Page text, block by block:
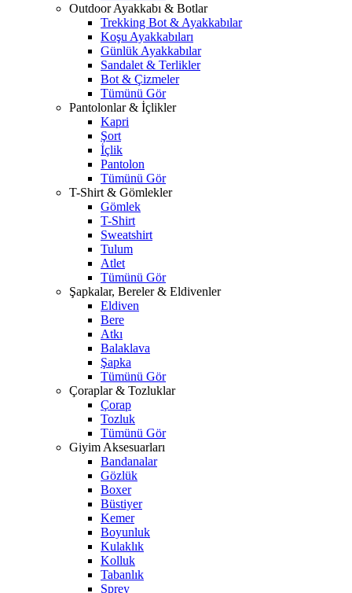
Outdoor Ayakkabı & Botlar
Trekking Bot & Ayakkabılar
Koşu Ayakkabıları
Günlük Ayakkabılar
Sandalet & Terlikler
Bot & Çizmeler
Tümünü Gör
Pantolonlar & İçlikler
Kapri
Şort
İçlik
Pantolon
Tümünü Gör
T-Shirt & Gömlekler
Gömlek
T-Shirt
Sweatshirt
Tulum
Atlet
Tümünü Gör
Şapkalar, Bereler & Eldivenler
Eldiven
Bere
Atkı
Balaklava
Şapka
Tümünü Gör
Çoraplar & Tozluklar
Çorap
Tozluk
Tümünü Gör
Giyim Aksesuarları
Bandanalar
Gözlük
Boxer
Büstiyer
Kemer
Boyunluk
Kulaklık
Kolluk
Tabanlık
Sprey